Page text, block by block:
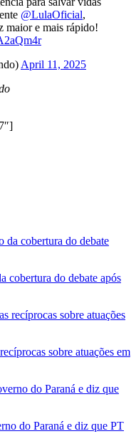
@LulaOficial,
maior e mais rápido!
April 11, 2025
cobertura do debate após
sobre atuações em
do Paraná e diz que PT